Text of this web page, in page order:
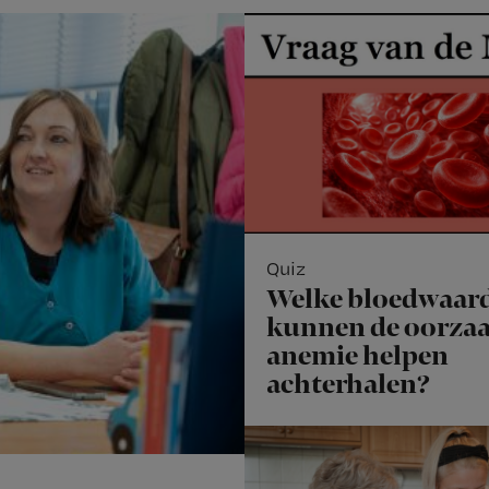
Quiz
Welke
kunnen de
anemie helpen
achterhalen?